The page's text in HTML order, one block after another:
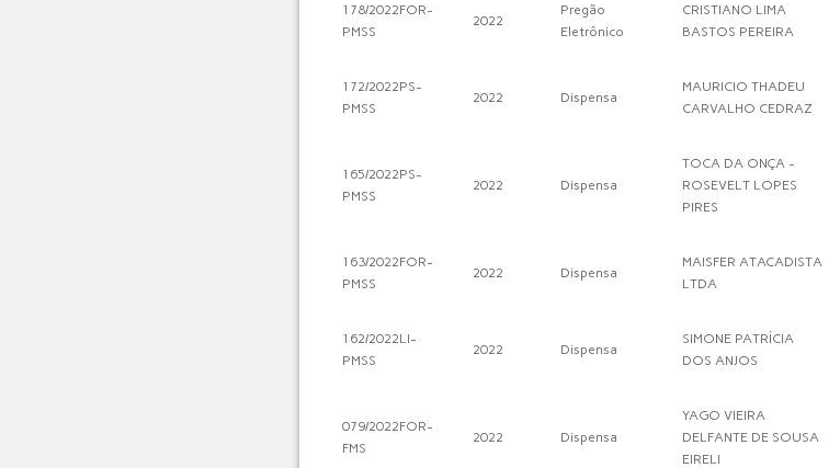
178/2022FOR-
PMSS
2022
Pregão
Eletrônico
CRISTIANO LIMA
BASTOS PEREIRA
172/2022PS-
PMSS
2022 Dispensa
MAURICIO THADEU
CARVALHO CEDRAZ
165/2022PS-
PMSS
2022 Dispensa
TOCA DA ONÇA -
ROSEVELT LOPES
PIRES
163/2022FOR-
PMSS
2022 Dispensa
MAISFER ATACADISTA
LTDA
162/2022LI-
PMSS
2022 Dispensa
SIMONE PATRÍCIA
DOS ANJOS
079/2022FOR-
FMS
2022 Dispensa
YAGO VIEIRA
DELFANTE DE SOUSA
EIRELI